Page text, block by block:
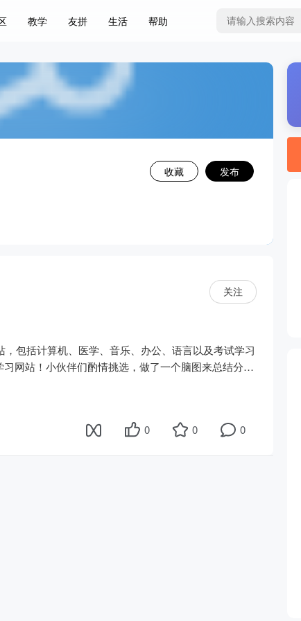
教学 友拼 生活 帮助
收藏 发布
关注
包括计算机、医学、音乐、办公、语言以及考试学习
网站！小伙伴们酌情挑选，做了一个脑图来总结分
0 0 0